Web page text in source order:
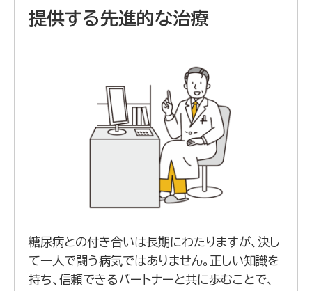
提供する先進的な治療
糖尿病との付き合いは長期にわたりますが、決し
て一人で闘う病気ではありません。正しい知識を
持ち、信頼できるパートナーと共に歩むことで、